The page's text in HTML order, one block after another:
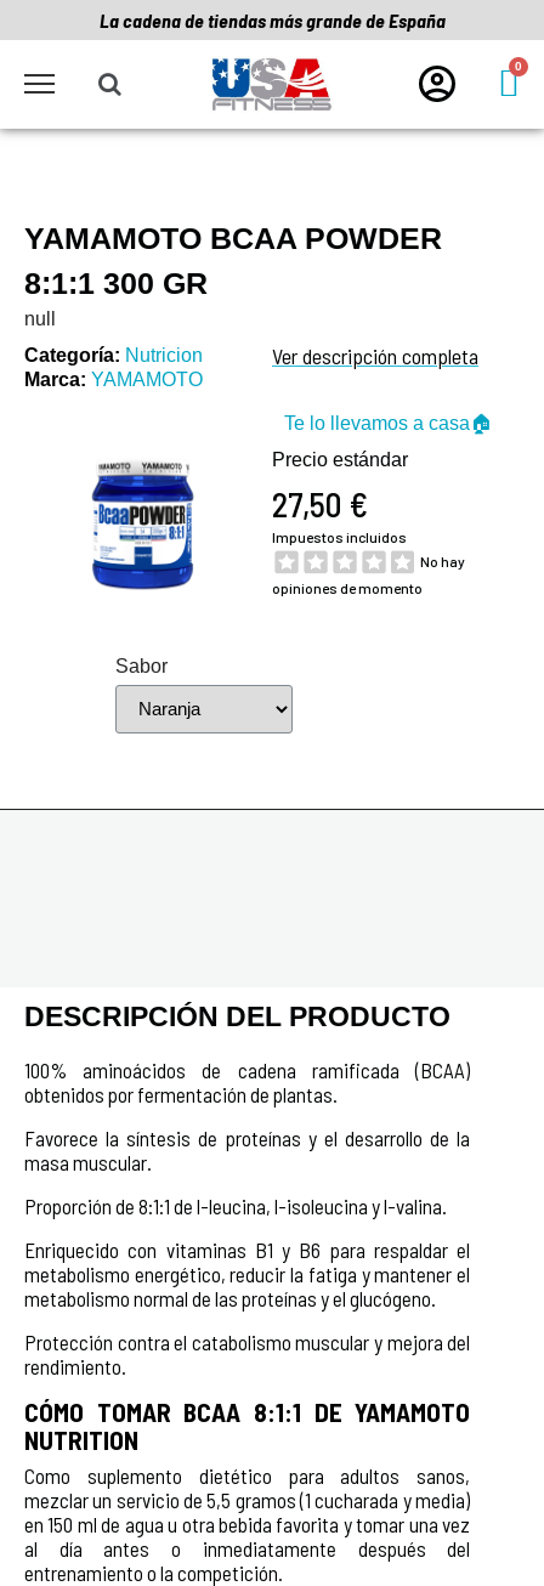
La cadena de tiendas más grande de España
YAMAMOTO BCAA POWDER
8:1:1 300 GR
null
Categoría
Nutricion
Marca YAMAMOTO
Ver descripción completa
Te lo llevamos a casa🏠
Precio estándar
27,50 €
Impuestos incluidos
No hay
opiniones de momento
Sabor
DESCRIPCIÓN DEL PRODUCTO
100% aminoácidos de cadena ramificada (BCAA)
obtenidos por fermentación de plantas.
Favorece la síntesis de proteínas y el desarrollo de la
masa muscular.
Proporción de 8:1:1 de l-leucina, l-isoleucina y l-valina.
Enriquecido con vitaminas B1 y B6 para respaldar el
metabolismo energético, reducir la fatiga y mantener el
metabolismo normal de las proteínas y el glucógeno.
Protección contra el catabolismo muscular y mejora del
rendimiento.
CÓMO TOMAR BCAA 8:1:1 DE YAMAMOTO
NUTRITION
Como suplemento dietético para adultos sanos,
mezclar un servicio de 5,5 gramos (1 cucharada y media)
en 150 ml de agua u otra bebida favorita y tomar una vez
al día antes o inmediatamente después del
entrenamiento o la competición.